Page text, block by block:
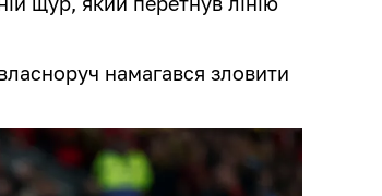
намагався зловити